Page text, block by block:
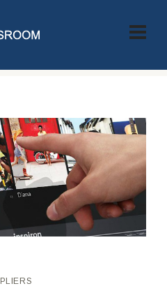
> INSPIRON 15Z ULTRABOOK™
NA DODIR!